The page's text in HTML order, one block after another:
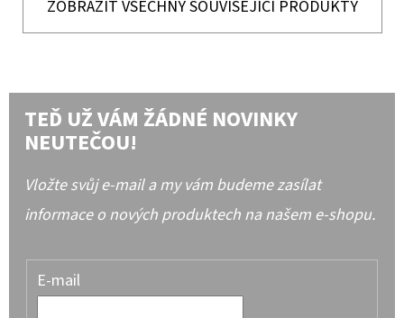
ZOBRAZIT VŠECHNY SOUVISEJÍCÍ PRODUKTY
TEĎ UŽ VÁM ŽÁDNÉ NOVINKY
NEUTEČOU!
Vložte svůj e-mail a my vám budeme zasílat
informace o nových produktech na našem e-shopu.
E-mail